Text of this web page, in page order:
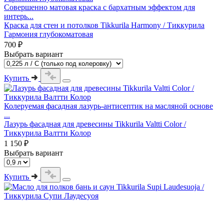
Совершенно матовая краска с бархатным эффектом для
интерь...
Краска для стен и потолков Tikkurila Harmony / Тиккурила
Гармония глубокоматовая
700 ₽
Выбрать вариант
Купить
Колеруемая фасадная лазурь-антисептик на масляной основе
...
Лазурь фасадная для древесины Tikkurila Valtti Color /
Тиккурила Валтти Колор
1 150 ₽
Выбрать вариант
Купить